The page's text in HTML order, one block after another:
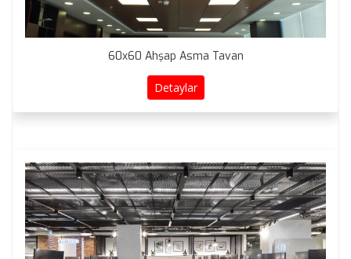
60x60 Ahşap Asma Tavan
Detaylar